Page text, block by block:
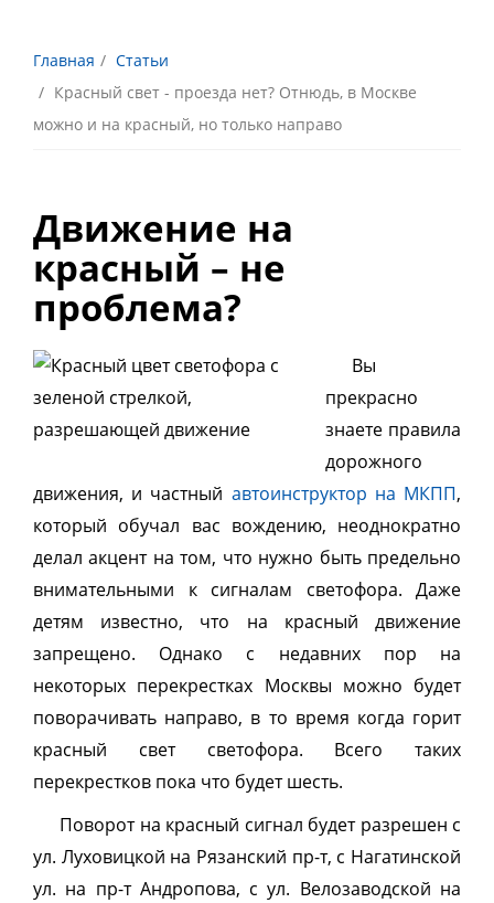
Главная
Статьи
Красный свет - проезда нет? Отнюдь, в Москве
можно и на красный, но только направо
Движение на
красный – не
проблема?
Вы
прекрасно
знаете правила
дорожного
движения, и частный автоинструктор на МКПП,
который обучал вас вождению, неоднократно
делал акцент на том, что нужно быть предельно
внимательными к сигналам светофора. Даже
детям известно, что на красный движение
запрещено. Однако с недавних пор на
некоторых перекрестках Москвы можно будет
поворачивать направо, в то время когда горит
красный свет светофора. Всего таких
перекрестков пока что будет шесть.
Поворот на красный сигнал будет разрешен с
ул. Луховицкой на Рязанский пр-т, с Нагатинской
ул. на пр-т Андропова, с ул. Велозаводской на